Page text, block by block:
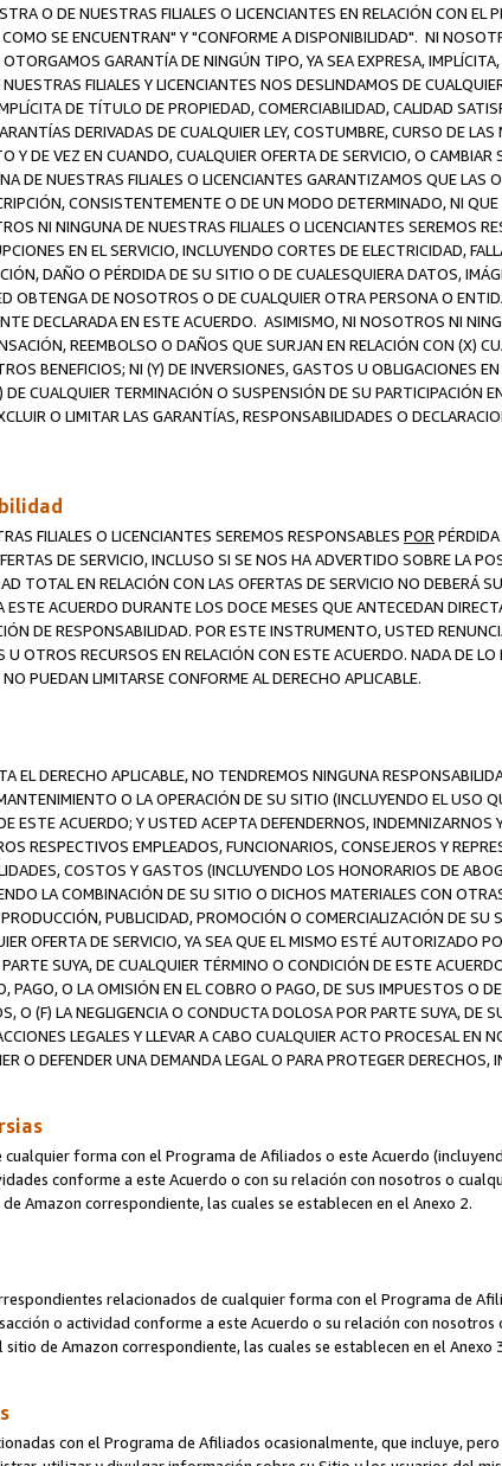
O DE NUESTRAS FILIALES O LICENCIANTES EN RELACIÓN CON EL
SE ENCUENTRAN" Y "CONFORME A DISPONIBILIDAD". NI
GARANTÍA DE NINGÚN TIPO, YA SEA EXPRESA,
FILIALES Y LICENCIANTES NOS DESLINDAMOS DE
DE TÍTULO DE PROPIEDAD, COMERCIABILIDAD, CALIDAD
DERIVADAS DE CUALQUIER LEY, COSTUMBRE, CURSO DE
Y DE VEZ EN CUANDO, CUALQUIER OFERTA DE SERVICIO, O
DE NUESTRAS FILIALES O LICENCIANTES GARANTIZAMOS QUE LAS
CONSISTENTEMENTE O DE UN MODO DETERMINADO, NI
NI NINGUNA DE NUESTRAS FILIALES O LICENCIANTES SEREMOS
EN EL SERVICIO, INCLUYENDO CORTES DE ELECTRICIDAD,
DAÑO O PÉRDIDA DE SU SITIO O DE CUALESQUIERA DATOS,
OBTENGA DE NOSOTROS O DE CUALQUIER OTRA PERSONA O
DECLARADA EN ESTE ACUERDO. ASIMISMO, NI NOSOTROS NI
REEMBOLSO O DAÑOS QUE SURJAN EN RELACIÓN CON (X)
BENEFICIOS; NI (Y) DE INVERSIONES, GASTOS U OBLIGACIONES
DE CUALQUIER TERMINACIÓN O SUSPENSIÓN DE SU PARTICIPACIÓN
O LIMITAR LAS GARANTÍAS, RESPONSABILIDADES O
FILIALES O LICENCIANTES SEREMOS RESPONSABLES POR
DE SERVICIO, INCLUSO SI SE NOS HA ADVERTIDO SOBRE LA
TOTAL EN RELACIÓN CON LAS OFERTAS DE SERVICIO NO DEBERÁ
ACUERDO DURANTE LOS DOCE MESES QUE ANTECEDAN
DE RESPONSABILIDAD. POR ESTE INSTRUMENTO, USTED
U OTROS RECURSOS EN RELACIÓN CON ESTE ACUERDO. NADA DE
PUEDAN LIMITARSE CONFORME AL DERECHO APLICABLE.
EL DERECHO APLICABLE, NO TENDREMOS NINGUNA
O LA OPERACIÓN DE SU SITIO (INCLUYENDO EL USO
ESTE ACUERDO; Y USTED ACEPTA DEFENDERNOS,
RESPECTIVOS EMPLEADOS, FUNCIONARIOS, CONSEJEROS Y
COSTOS Y GASTOS (INCLUYENDO LOS HONORARIOS DE
LA COMBINACIÓN DE SU SITIO O DICHOS MATERIALES CON
PUBLICIDAD, PROMOCIÓN O COMERCIALIZACIÓN DE
OFERTA DE SERVICIO, YA SEA QUE EL MISMO ESTÉ AUTORIZADO
SUYA, DE CUALQUIER TÉRMINO O CONDICIÓN DE ESTE
PAGO, O LA OMISIÓN EN EL COBRO O PAGO, DE SUS IMPUESTOS O
O (F) LA NEGLIGENCIA O CONDUCTA DOLOSA POR PARTE SUYA,
LEGALES Y LLEVAR A CABO CUALQUIER ACTO PROCESAL EN
O DEFENDER UNA DEMANDA LEGAL O PARA PROTEGER DERECHOS,
forma con el Programa de Afiliados o este Acuerdo
conforme a este Acuerdo o con su relación con nosotros o
Amazon correspondiente, las cuales se establecen en el Anexo 2.
relacionados de cualquier forma con el Programa de
o actividad conforme a este Acuerdo o su relación con
de Amazon correspondiente, las cuales se establecen en el Anexo
con el Programa de Afiliados ocasionalmente, que incluye,